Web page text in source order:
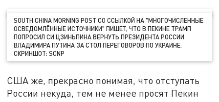
SOUTH CHINA MORNING POST СО ССЫЛКОЙ НА "МНОГОЧИСЛЕННЫЕ
ОСВЕДОМЛЁННЫЕ ИСТОЧНИКИ" ПИШЕТ, ЧТО В ПЕКИНЕ ТРАМП
ПОПРОСИЛ СИ ЦЗИНЬПИНА ВЕРНУТЬ ПРЕЗИДЕНТА РОССИИ
ВЛАДИМИРА ПУТИНА ЗА СТОЛ ПЕРЕГОВОРОВ ПО УКРАИНЕ.
СКРИНШОТ: SCNP
США же, прекрасно понимая, что отступать
России некуда, тем не менее просят Пекин